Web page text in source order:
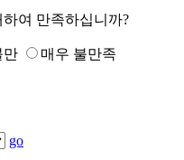
여 만족하십니까?
만
매우 불만족
go